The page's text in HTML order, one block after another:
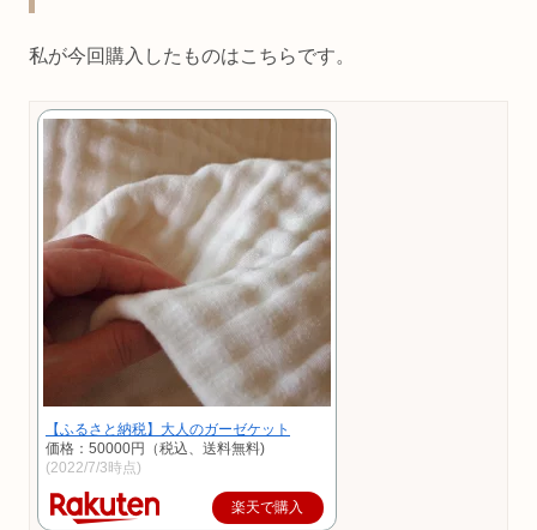
私が今回購入したものはこちらです。
【ふるさと納税】大人のガーゼケット
価格：50000円（税込、送料無料)
(2022/7/3時点)
楽天で購入